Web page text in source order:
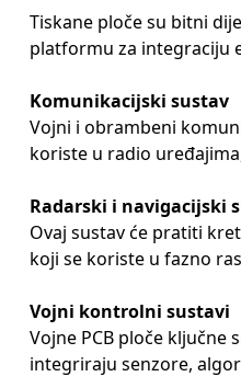
Tiskane ploče su bitni
platformu za integraciju
Komunikacijski sustav
Vojni i obrambeni
koriste u radio
Radarski i navigacijski
Ovaj sustav će pratiti
koji se koriste u fazno
Vojni kontrolni sustavi
Vojne PCB ploče
integriraju senzore,